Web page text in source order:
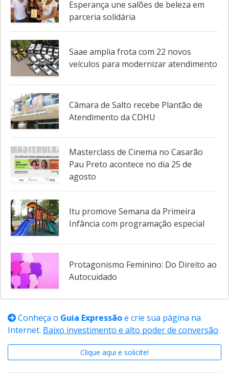
Esperança une salões de beleza em
parceria solidária
Saae amplia frota com 22 novos
veículos para modernizar atendimento
Câmara de Salto recebe Plantão de
Atendimento da CDHU
Masterclass de Cinema no Casarão
Pau Preto acontece no dia 25 de
agosto
Itu promove Semana da Primeira
Infância com programação especial
Protagonismo Feminino: Do Direito ao
Autocuidado
Conheça o Guia Expressãoe crie sua página na
Internet. Baixo investimento e alto poder de conversão.
Clique aqui e solicite!